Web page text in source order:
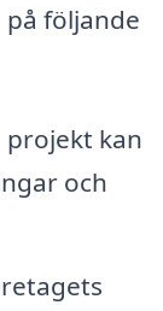
följande
projekt kan
och